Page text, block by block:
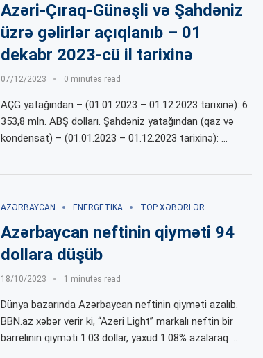
Azəri-Çıraq-Günəşli və Şahdəniz
üzrə gəlirlər açıqlanıb – 01
dekabr 2023-cü il tarixinə
07/12/2023 0 minutes read
AÇG yatağından – (01.01.2023 – 01.12.2023 tarixinə): 6
353,8 mln. ABŞ dolları. Şahdəniz yatağından (qaz və
kondensat) – (01.01.2023 – 01.12.2023 tarixinə): …
AZƏRBAYCAN ENERGETIKA TOP XƏBƏRLƏR
Azərbaycan neftinin qiyməti 94
dollara düşüb
18/10/2023 1 minutes read
Dünya bazarında Azərbaycan neftinin qiyməti azalıb.
BBN.az xəbər verir ki, “Azeri Light” markalı neftin bir
barrelinin qiyməti 1.03 dollar, yaxud 1.08% azalaraq …